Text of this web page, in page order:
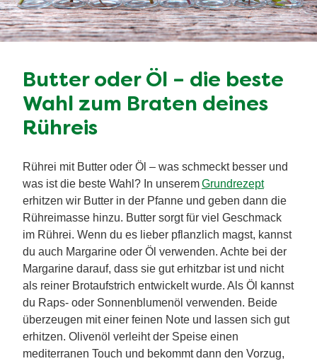
Butter oder Öl – die beste
Wahl zum Braten deines
Rühreis
Rührei mit Butter oder Öl – was schmeckt besser und
was ist die beste Wahl? In unseremGrundrezept
erhitzen wir Butter in der Pfanne und geben dann die
Rühreimasse hinzu. Butter sorgt für viel Geschmack
im Rührei. Wenn du es lieber pflanzlich magst, kannst
du auch Margarine oder Öl verwenden. Achte bei der
Margarine darauf, dass sie gut erhitzbar ist und nicht
als reiner Brotaufstrich entwickelt wurde. Als Öl kannst
du Raps- oder Sonnenblumenöl verwenden. Beide
überzeugen mit einer feinen Note und lassen sich gut
erhitzen. Olivenöl verleiht der Speise einen
mediterranen Touch und bekommt dann den Vorzug,